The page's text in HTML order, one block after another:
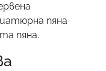
пяна
пяна.